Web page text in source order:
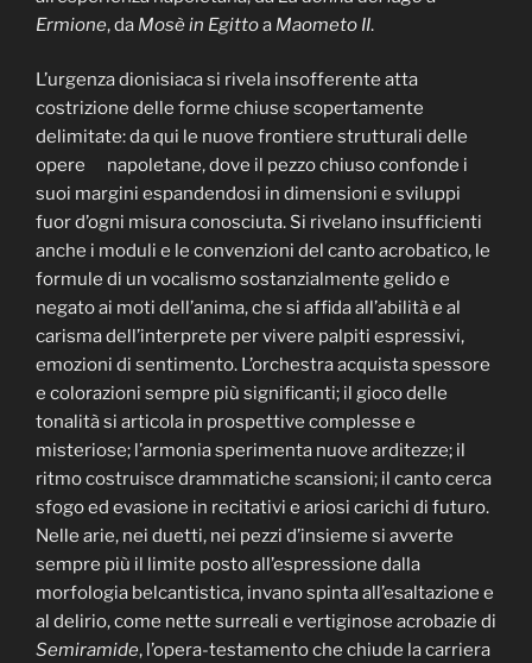
Ermione, da Mosè in Egittoa Maometo II.
L’urgenza dionisiaca si rivela insofferente atta
costrizione delle forme chiuse scopertamente
delimitate: da qui le nuove frontiere strutturali delle
opere napoletane, dove il pezzo chiuso confonde i
suoi margini espandendosi in dimensioni e sviluppi
fuor d’ogni misura conosciuta. Si rivelano insufficienti
anche i moduli e le convenzioni del canto acrobatico, le
formule di un vocalismo sostanzialmente gelido e
negato ai moti dell’anima, che si affida all’abilità e al
carisma dell’interprete per vivere palpiti espressivi,
emozioni di sentimento. L’orchestra acquista spessore
e colorazioni sempre più significanti; il gioco delle
tonalità si articola in prospettive complesse e
misteriose; l’armonia sperimenta nuove arditezze; il
ritmo costruisce drammatiche scansioni; il canto cerca
sfogo ed evasione in recitativi e ariosi carichi di futuro.
Nelle arie, nei duetti, nei pezzi d’insieme si avverte
sempre più il limite posto all’espressione dalla
morfologia belcantistica, invano spinta all’esaltazione e
al delirio, come nette surreali e vertiginose acrobazie di
Semiramide, l’opera-testamento che chiude la carriera